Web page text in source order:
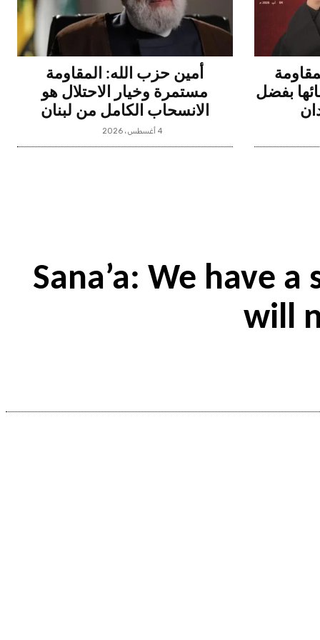
بفضل
أمين حزب الله: المقاومة
مستمرة وخيار الاحتلال هو
الانسحاب الكامل من لبنان
4 أغسطس، 2026